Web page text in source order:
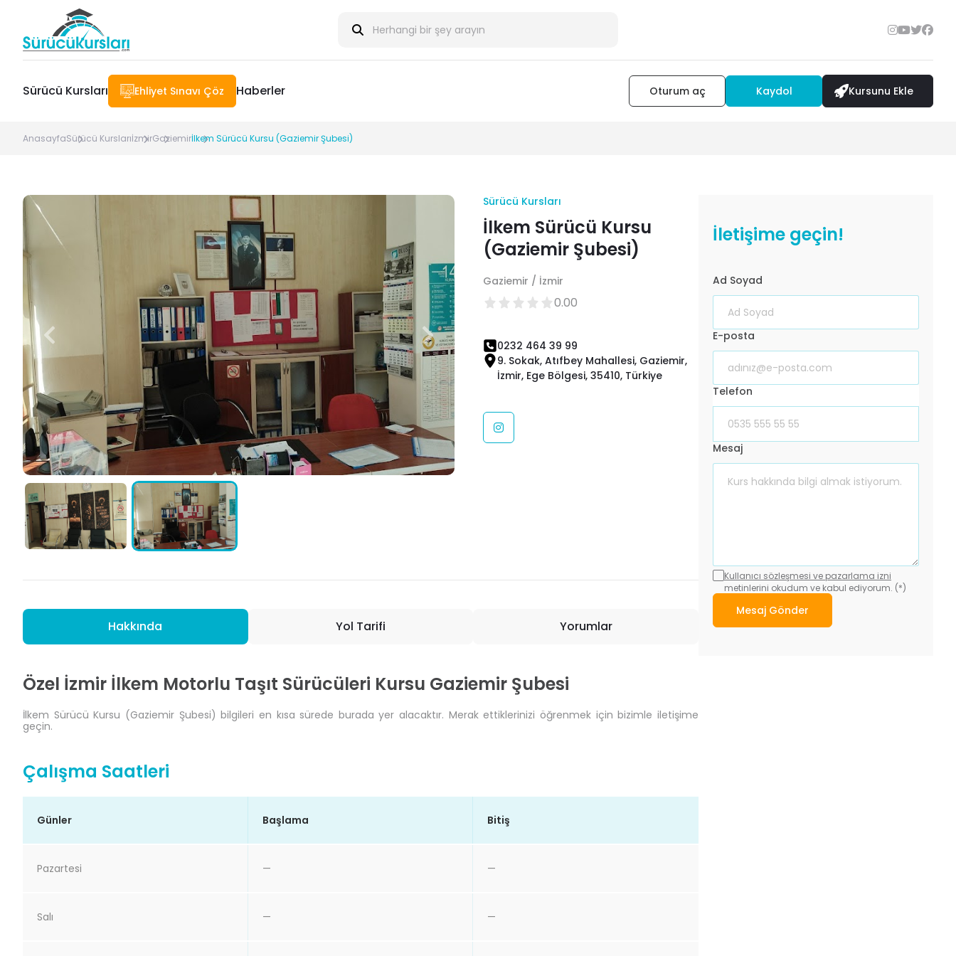
Sürücü Kursları Ehliyet Sınavı Çöz Haberler Oturum aç Kaydol Kursunu Ekle
AnasayfaSürücü KurslarıİzmirGaziemirİlkem Sürücü Kursu (Gaziemir Şubesi)
Sürücü Kursları
İlkem Sürücü Kursu
(Gaziemir Şubesi)
Gaziemir / İzmir
0.00
0232 464 39 99
9. Sokak, Atıfbey Mahallesi, Gaziemir,
İzmir, Ege Bölgesi, 35410, Türkiye
Hakkında Yol Tarifi Yorumlar
Özel İzmir İlkem Motorlu Taşıt Sürücüleri Kursu Gaziemir Şubesi
İlkem Sürücü Kursu (Gaziemir Şubesi) bilgileri en kısa sürede burada yer alacaktır. Merak ettiklerinizi öğrenmek için bizimle iletişime
geçin.
Çalışma Saatleri
Günler Başlama Bitiş
Pazartesi — —
Salı — —
İletişime geçin!
Ad Soyad
E-posta
Telefon
Mesaj
Kullanıcı sözleşmesi ve pazarlama izni
metinlerini okudum ve kabul ediyorum. (*)
Mesaj Gönder